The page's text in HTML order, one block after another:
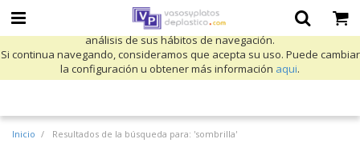
Utilizamos cookies propias y de terceros para mejorar nuestros servicios
y mostrarle publicidad relacionada con sus preferencias mediante el
análisis de sus hábitos de navegación.
Si continua navegando, consideramos que acepta su uso. Puede cambiar
la configuración u obtener más información aqui.
Inicio Resultados de la búsqueda para: 'sombrilla'